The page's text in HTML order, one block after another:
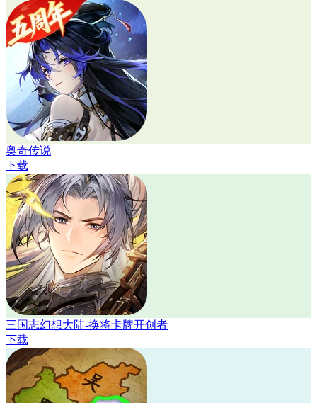
奥奇传说
下载
三国志幻想大陆-换将卡牌开创者
下载